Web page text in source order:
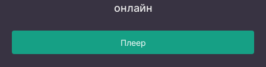
онлайн
Плеер